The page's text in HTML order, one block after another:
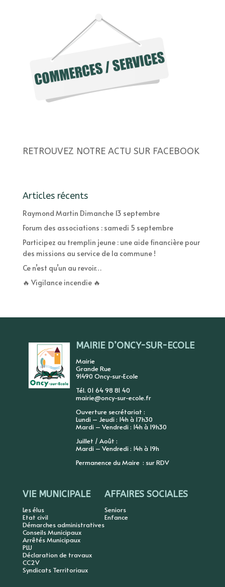
RETROUVEZ NOTRE ACTU SUR FACEBOOK
Articles récents
Raymond Martin Dimanche 13 septembre
Forum des associations : samedi 5 septembre
Participez au tremplin jeune : une aide financière pour
des missions au service de la commune !
Ce n’est qu’un au revoir…
🔥 Vigilance incendie 🔥
MAIRIE D’ONCY-SUR-ECOLE
Mairie
Grande Rue
91490 Oncy-sur-Ecole
Tél. 01 64 98 81 40
mairie@oncy-sur-ecole.fr
Ouverture secrétariat :
Lundi – Jeudi : 14h à 17h30
Mardi – Vendredi : 14h à 19h30
Juillet / Août :
Mardi – Vendredi : 14h à 19h
Permanence du Maire : sur RDV
VIE MUNICIPALE
Les élus
Etat civil
Démarches administratives
Conseils Municipaux
Arrêtés Municipaux
PLU
Déclaration de travaux
CC2V
Syndicats Territoriaux
AFFAIRES SOCIALES
Seniors
Enfance